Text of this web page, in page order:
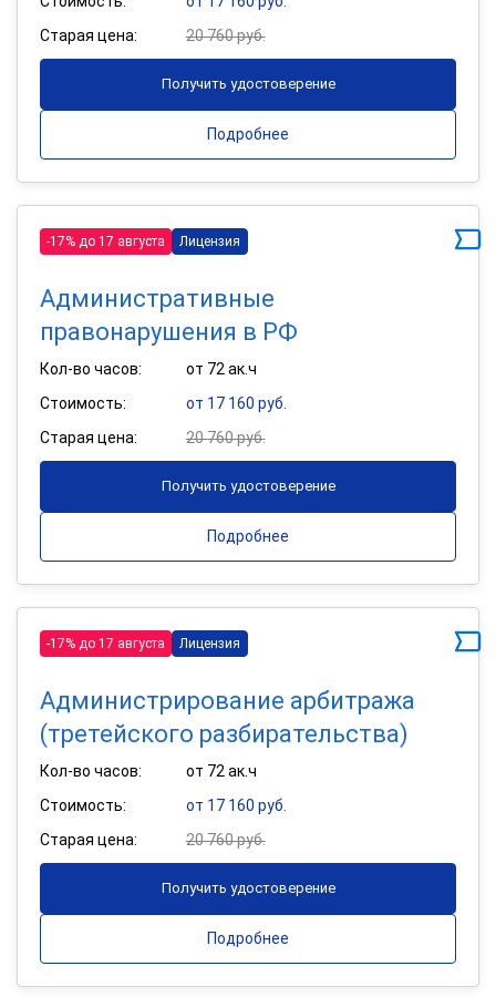
Старая цена:
20 760 руб.
Получить удостоверение
Подробнее
-17% до 17 августа Лицензия
Административные
правонарушения в РФ
Кол-во часов:
от 72 ак.ч
Стоимость:
от 17 160 руб.
Старая цена:
20 760 руб.
Получить удостоверение
Подробнее
-17% до 17 августа Лицензия
Администрирование арбитража
(третейского разбирательства)
Кол-во часов:
от 72 ак.ч
Стоимость:
от 17 160 руб.
Старая цена:
20 760 руб.
Получить удостоверение
Подробнее